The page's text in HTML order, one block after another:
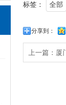
标签： 全部
分享到：
上一篇： 厦